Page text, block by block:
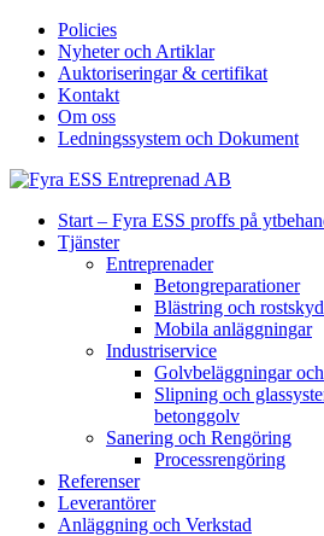
Policies
Nyheter och Artiklar
Auktoriseringar & certifikat
Kontakt
Om oss
Ledningssystem och Dokument
Start – Fyra ESS proffs på
Tjänster
Entreprenader
Betongreparationer
Blästring och
Mobila anläggningar
Industriservice
Golvbeläggningar
Slipning och
betonggolv
Sanering och Rengöring
Processrengöring
Referenser
Leverantörer
Anläggning och Verkstad